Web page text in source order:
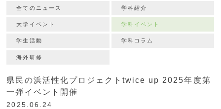
全てのニュース 学科紹介
大学イベント 学科イベント
学生活動 学科コラム
海外研修
県民の浜活性化プロジェクトtwice up 2025年度第
一弾イベント開催
2025.06.24